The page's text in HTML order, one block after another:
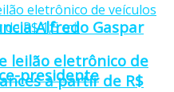
Alfredo Gaspar
presidente
leilão eletrônico de
a partir de R$